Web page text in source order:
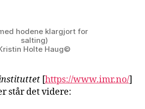
hodene klargjort for
salting)
Holte Haug©
[https://www.imr.no/]
står det videre: